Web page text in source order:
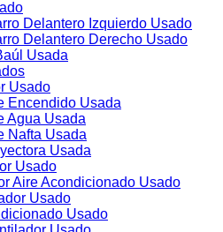
Delantero Izquierdo Usado
Delantero Derecho Usado
Usada
Usado
Encendido Usada
Agua Usada
Nafta Usada
Usada
Usado
Aire Acondicionado Usado
Usado
Usado